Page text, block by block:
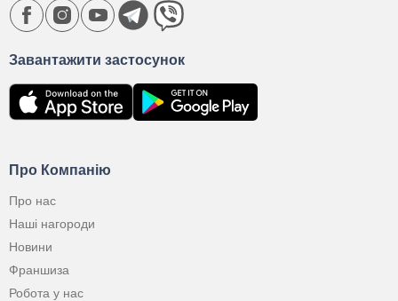
Про Компанію
Про нас
Наші нагороди
Новини
Франшиза
Робота у нас
Завантажити застосунок